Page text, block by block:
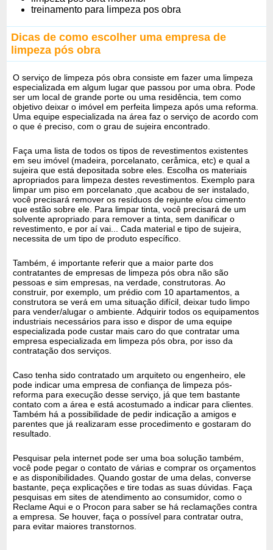
treinamento para limpeza pos obra
Dicas de como escolher uma empresa de
limpeza pós obra
O serviço de limpeza pós obra consiste em fazer uma limpeza
especializada em algum lugar que passou por uma obra. Pode
ser um local de grande porte ou uma residência, tem como
objetivo deixar o imóvel em perfeita limpeza após uma reforma.
Uma equipe especializada na área faz o serviço de acordo com
o que é preciso, com o grau de sujeira encontrado.
Faça uma lista de todos os tipos de revestimentos existentes
em seu imóvel (madeira, porcelanato, ceråmica, etc) e qual a
sujeira que está depositada sobre eles. Escolha os materiais
apropriados para limpeza destes revestimentos. Exemplo para
limpar um piso em porcelanato ,que acabou de ser instalado,
você precisará remover os resíduos de rejunte e/ou cimento
que estão sobre ele. Para limpar tinta, você precisará de um
solvente apropriado para remover a tinta, sem danificar o
revestimento, e por aí vai... Cada material e tipo de sujeira,
necessita de um tipo de produto específico.
Também, é importante referir que a maior parte dos
contratantes de empresas de limpeza pós obra não são
pessoas e sim empresas, na verdade, construtoras. Ao
construir, por exemplo, um prédio com 10 apartamentos, a
construtora se verá em uma situação difícil, deixar tudo limpo
para vender/alugar o ambiente. Adquirir todos os equipamentos
industriais necessários para isso e dispor de uma equipe
especializada pode custar mais caro do que contratar uma
empresa especializada em limpeza pós obra, por isso da
contratação dos serviços.
Caso tenha sido contratado um arquiteto ou engenheiro, ele
pode indicar uma empresa de confiança de limpeza pós-
reforma para execução desse serviço, já que tem bastante
contato com a área e está acostumado a indicar para clientes.
Também há a possibilidade de pedir indicação a amigos e
parentes que já realizaram esse procedimento e gostaram do
resultado.
Pesquisar pela internet pode ser uma boa solução também,
você pode pegar o contato de várias e comprar os orçamentos
e as disponibilidades. Quando gostar de uma delas, converse
bastante, peça explicações e tire todas as suas dúvidas. Faça
pesquisas em sites de atendimento ao consumidor, como o
Reclame Aqui e o Procon para saber se há reclamações contra
a empresa. Se houver, faça o possível para contratar outra,
para evitar maiores transtornos.